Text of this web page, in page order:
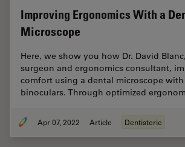
Improving Ergonomics With a
Microscope
Here, we show you how Dr. David
surgeon and ergonomics consultant,
comfort using a dental microscope
binoculars. Through optimized
Apr 07, 2022 Article Dentisterie